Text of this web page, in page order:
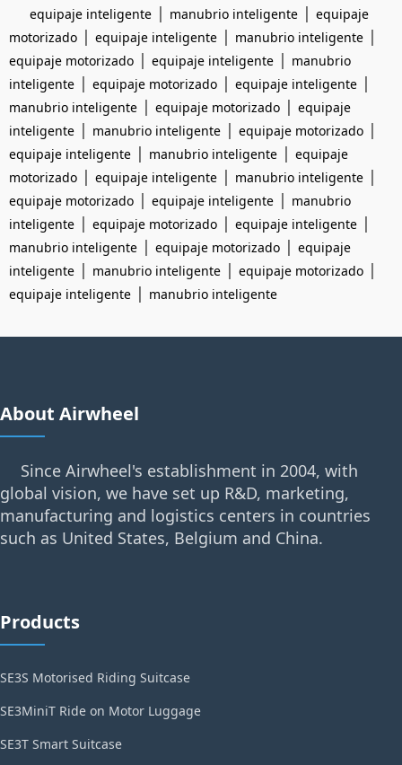
equipaje inteligente | manubrio inteligente | equipaje
motorizado | equipaje inteligente | manubrio inteligente |
equipaje motorizado | equipaje inteligente | manubrio
inteligente | equipaje motorizado | equipaje inteligente |
manubrio inteligente | equipaje motorizado | equipaje
inteligente | manubrio inteligente | equipaje motorizado |
equipaje inteligente | manubrio inteligente | equipaje
motorizado | equipaje inteligente | manubrio inteligente |
equipaje motorizado | equipaje inteligente | manubrio
inteligente | equipaje motorizado | equipaje inteligente |
manubrio inteligente | equipaje motorizado | equipaje
inteligente | manubrio inteligente | equipaje motorizado |
equipaje inteligente | manubrio inteligente
About Airwheel
Since Airwheel's establishment in 2004, with
global vision, we have set up R&D, marketing,
manufacturing and logistics centers in countries
such as United States, Belgium and China.
Products
SE3S Motorised Riding Suitcase
SE3MiniT Ride on Motor Luggage
SE3T Smart Suitcase